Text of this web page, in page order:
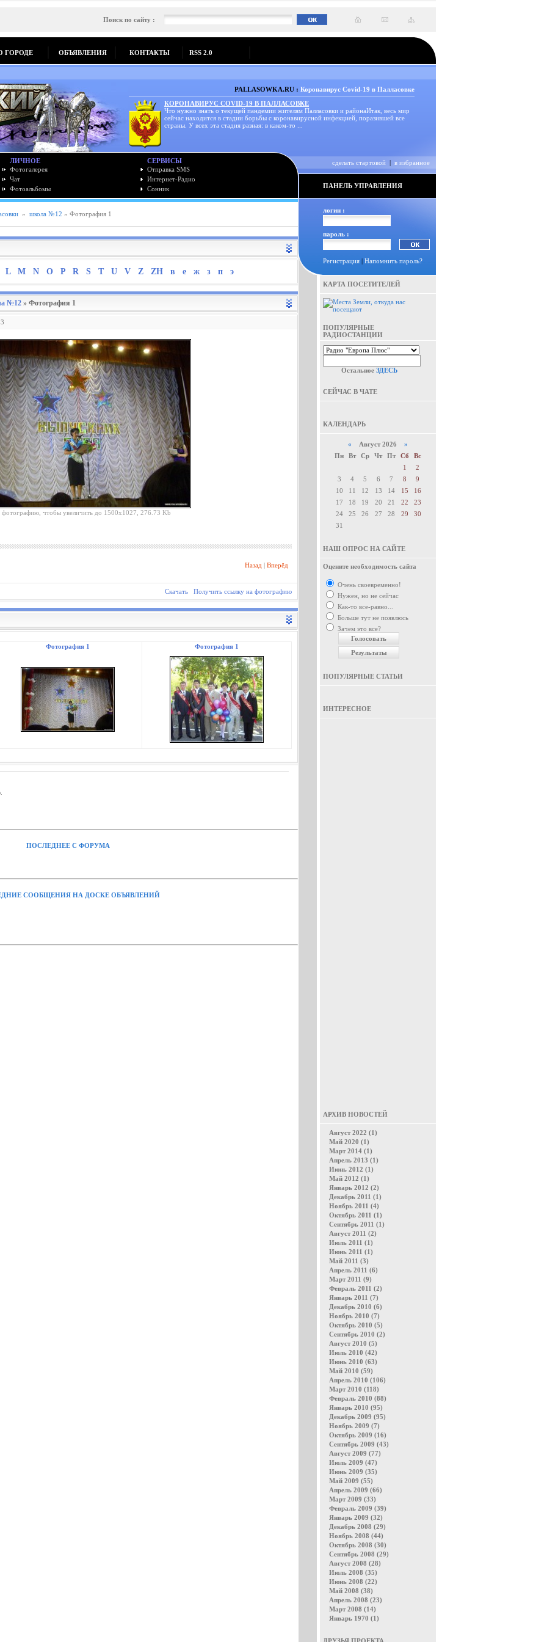
Поиск по сайту :
ГОРОДЕ ОБЪЯВЛЕНИЯ КОНТАКТЫ RSS 2.0
PALLASOWKA.RU : Коронавирус Covid-19 в Палласовке
КОРОНАВИРУС COVID-19 В ПАЛЛАСОВКЕ
Что нужно знать о текущей пандемии жителям Палласовки и районаИтак, весь мир
сейчас находится в стадии борьбы с коронавирусной инфекцией, поразившей все
страны. У всех эта стадия разная: в каком-то ...
ЛИЧНОЕ
Фотогалерея
Чат
Фотоальбомы
СЕРВИСЫ
Отправка SMS
Интернет-Радио
Сонник
сделать стартовой | в избранное
ПАНЕЛЬ УПРАВЛЕНИЯ
» школа №12 » Фотография 1
L M N O P R S T U V Z ZH в е ж з п э
№12 » Фотография 1
чтобы увеличить до 1500x1027, 276.73 Kb
Назад | Вперёд
Скачать Получить ссылку на фотографию
Фотография 1 Фотография 1
ПОСЛЕДНЕЕ С ФОРУМА
СООБЩЕНИЯ НА ДОСКЕ ОБЪЯВЛЕНИЙ
логин :
пароль :
Регистрация | Напомнить пароль?
КАРТА ПОСЕТИТЕЛЕЙ
ПОПУЛЯРНЫЕ
РАДИОСТАНЦИИ
Остальное ЗДЕСЬ
СЕЙЧАС В ЧАТЕ
КАЛЕНДАРЬ
« Август 2026 »
Пн
Вт Ср Чт Пт Сб
Вс
1
2
3
4 5 6 7 8
9
10
11 12 13 14 15
16
17
18 19 20 21 22
23
24
25 26 27 28 29
30
31
НАШ ОПРОС НА САЙТЕ
Оцените необходимость сайта
Очень своевременно!
Нужен, но не сейчас
Как-то все-равно...
Больше тут не появлюсь
Зачем это все?
ПОПУЛЯРНЫЕ СТАТЬИ
ИНТЕРЕСНОЕ
АРХИВ НОВОСТЕЙ
Август 2022 (1)
Май 2020 (1)
Март 2014 (1)
Апрель 2013 (1)
Июнь 2012 (1)
Май 2012 (1)
Январь 2012 (2)
Декабрь 2011 (1)
Ноябрь 2011 (4)
Октябрь 2011 (1)
Сентябрь 2011 (1)
Август 2011 (2)
Июль 2011 (1)
Июнь 2011 (1)
Май 2011 (3)
Апрель 2011 (6)
Март 2011 (9)
Февраль 2011 (2)
Январь 2011 (7)
Декабрь 2010 (6)
Ноябрь 2010 (7)
Октябрь 2010 (5)
Сентябрь 2010 (2)
Август 2010 (5)
Июль 2010 (42)
Июнь 2010 (63)
Май 2010 (59)
Апрель 2010 (106)
Март 2010 (118)
Февраль 2010 (88)
Январь 2010 (95)
Декабрь 2009 (95)
Ноябрь 2009 (7)
Октябрь 2009 (16)
Сентябрь 2009 (43)
Август 2009 (77)
Июль 2009 (47)
Июнь 2009 (35)
Май 2009 (55)
Апрель 2009 (66)
Март 2009 (33)
Февраль 2009 (39)
Январь 2009 (32)
Декабрь 2008 (29)
Ноябрь 2008 (44)
Октябрь 2008 (30)
Сентябрь 2008 (29)
Август 2008 (28)
Июль 2008 (35)
Июнь 2008 (22)
Май 2008 (38)
Апрель 2008 (23)
Март 2008 (14)
Январь 1970 (1)